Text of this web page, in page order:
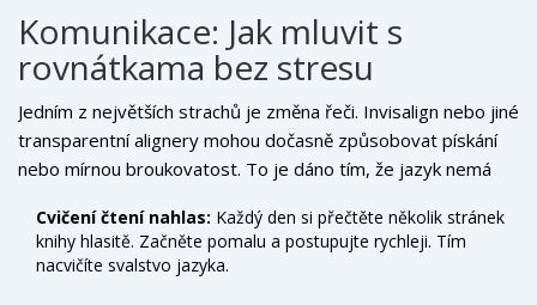
dlouhodobému výsledku - krásnému úsměvu.
Komunikace: Jak mluvit s
rovnátkama bez stresu
Jedním z největších strachů je změna řeči. Invisalign nebo jiné
transparentní alignery mohou dočasně způsobovat pískání
nebo mírnou broukovatost. To je dáno tím, že jazyk nemá
Cvičení čtení nahlas: Každý den si přečtěte několik stránek
knihy hlasitě. Začněte pomalu a postupujte rychleji. Tím
nacvičíte svalstvo jazyka.